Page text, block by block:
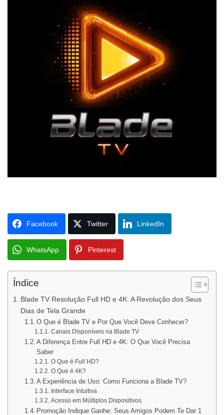
Facebook Twitter LinkedIn
WhatsApp Pinterest
Índice
Blade TV Resolução Full HD e 4K: A Revolução dos Seus
Dias de Tela Grande
O Que é Blade TV e Por Que Você Deve Conhecer?
Canais Disponíveis na Blade TV
A Diferença Entre Full HD e 4K: O Que Você Precisa
Saber
O Que é Full HD?
O Que é 4K?
A Experiência de Uso: Como Funciona a Blade TV?
Interface Intuitiva
Acesso em Múltiplos Dispositivos
Promoção Indique Ganhe: Seus Amigos Podem Te Dar 1